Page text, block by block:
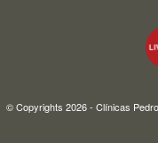
© Copyrights 2026 - Clínicas